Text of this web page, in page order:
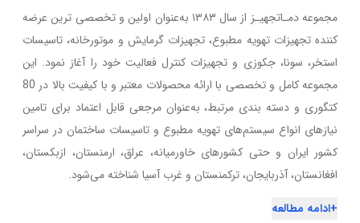
مجموعه دمـاتجهیـز از سال ۱۳۸۳ به‌عنوان اولین و تخصصی ترین عرضه
کننده تجهیزات تهویه مطبوع، تجهیزات گرمایش و موتورخانه، تاسیسات
استخر، سونا، جکوزی و تجهیزات کنترل فعالیت خود را آغاز نمود. این
مجموعه کامل و تخصصی با ارائه محصولات معتبر و با کیفیت بالا در 80
کتگوری و دسته بندی مرتبط، به‌عنوان مرجعی قابل اعتماد برای تامین
نیازهای انواع سیستم‌های تهویه مطبوع و تاسیسات ساختمان در سراسر
کشور ایران و حتی کشورهای خاورمیانه، عراق، ارمنستان، ازبکستان،
افغانستان، آذربایجان، ترکمنستان و غرب آسیا شناخته می‌شود.
+ادامه مطالعه